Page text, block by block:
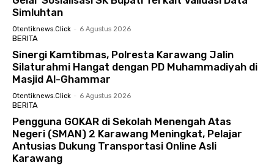
Simluhtan
Otentiknews.click - 6 Agustus 2026
BERITA
Sinergi Kamtibmas, Polresta Karawang Jalin
Silaturahmi Hangat dengan PD Muhammadiyah di
Masjid Al-Ghammar
Otentiknews.click - 6 Agustus 2026
BERITA
Pengguna GOKAR di Sekolah Menengah Atas
Negeri (SMAN) 2 Karawang Meningkat, Pelajar
Antusias Dukung Transportasi Online Asli
Karawang